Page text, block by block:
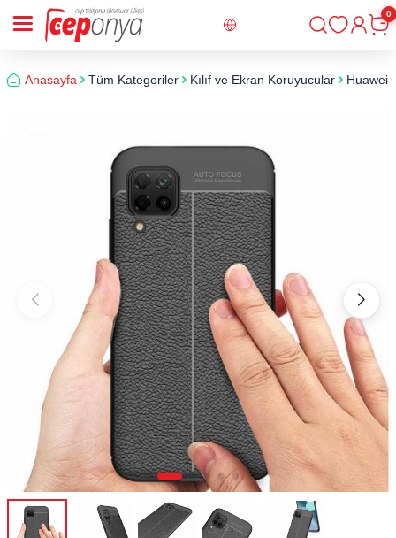
Giriş
0
Anasayfa Tüm Kategoriler Kılıf ve Ekran Koruyucular Huawei